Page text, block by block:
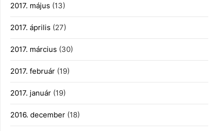
2017. május (13)
2017. április (27)
2017. március (30)
2017. február (19)
2017. január (19)
2016. december (18)